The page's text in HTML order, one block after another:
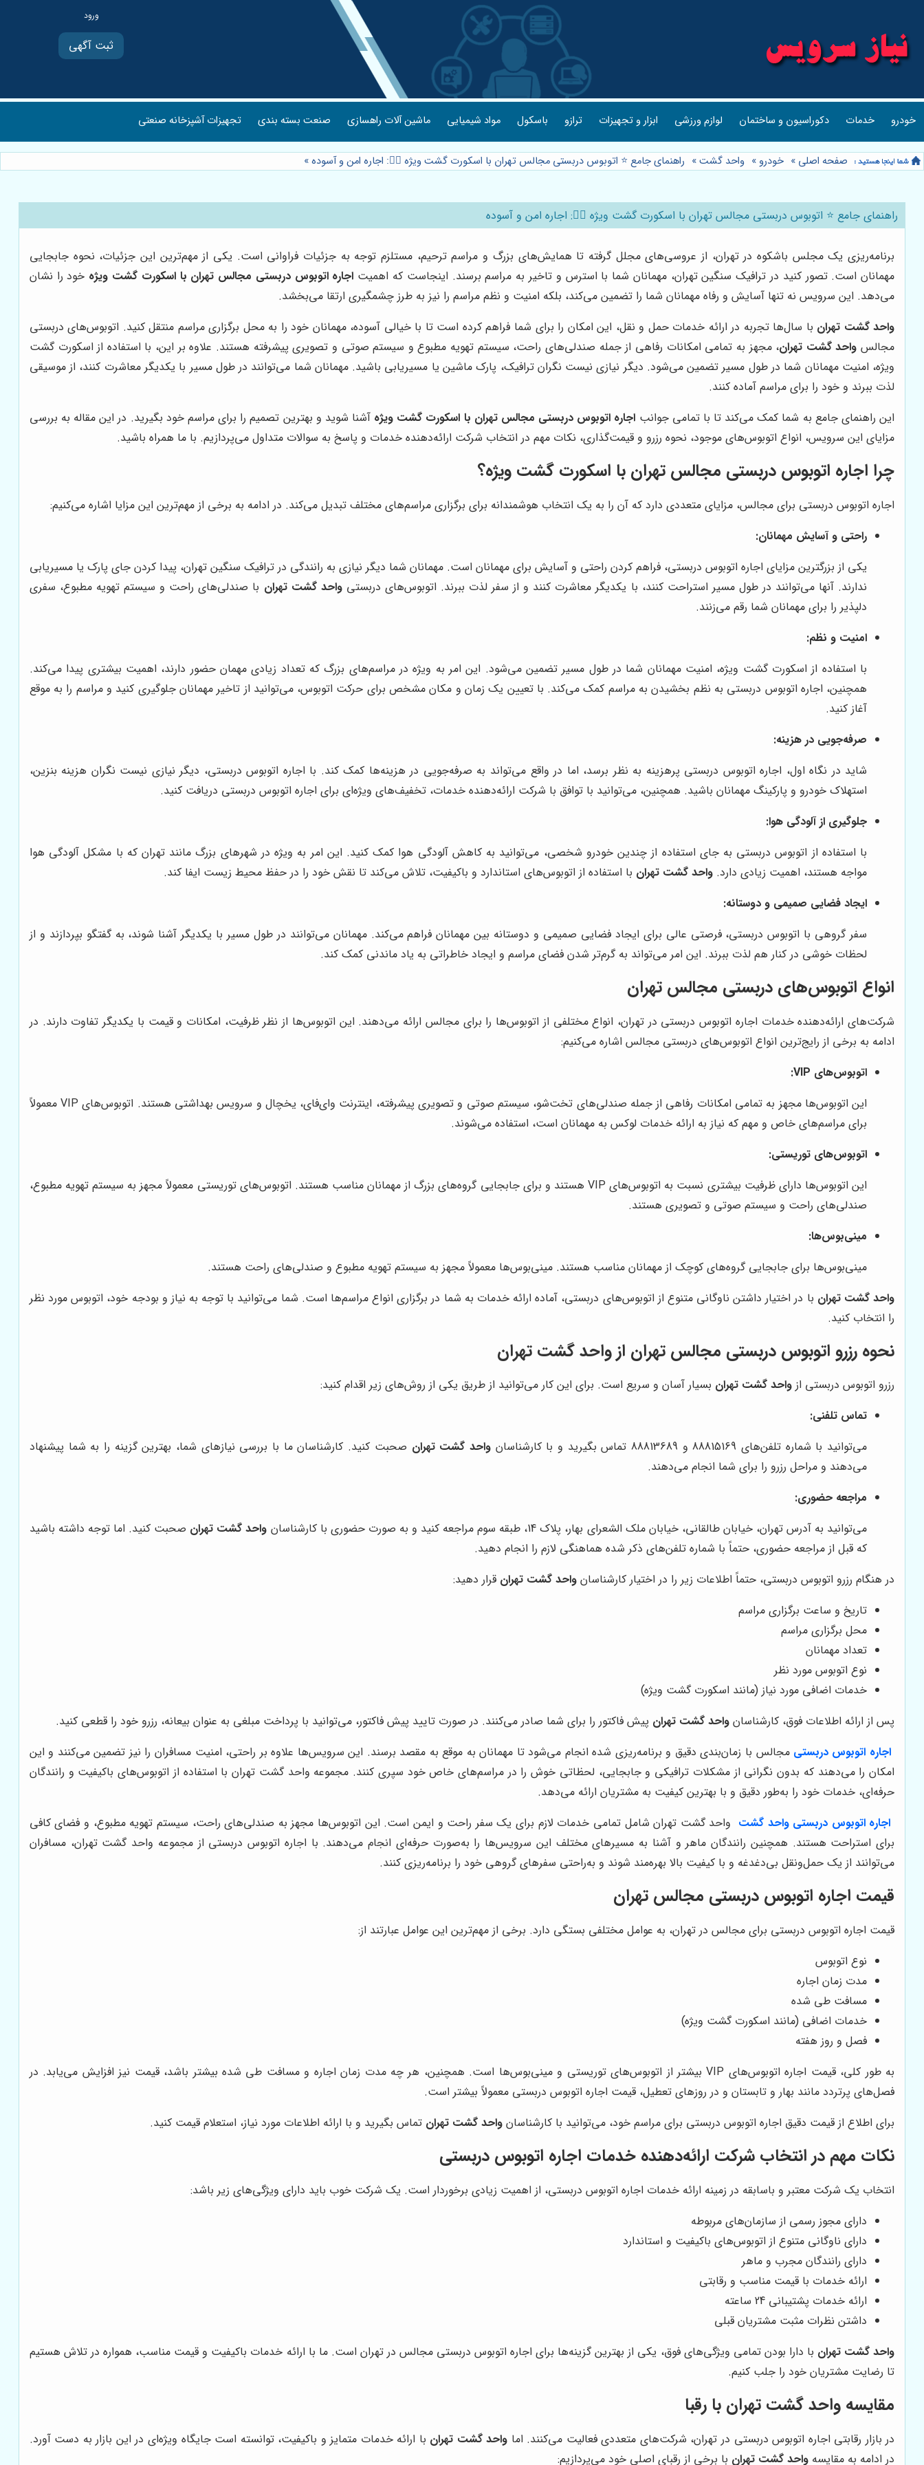
ثبت آگهی
خودرو خدمات دکوراسیون و ساختمان لوازم ورزشی ابزار و تجهیزات ترازو باسکول مواد شیمیایی ماشین آلات راهسازی صنعت بسته بندی تجهیزات آشپزخانه صنعتی
صفحه اصلی » خودرو » واحد گشت» راهنمای جامع ⭐️ اتوبوس دربستی مجالس تهران با اسکورت گشت ویژه 👮‍♂️: اجاره امن و آسوده»
راهنمای جامع ⭐️ اتوبوس دربستی مجالس تهران با اسکورت گشت ویژه 👮‍♂️: اجاره امن و آسوده
برنامه‌ریزی یک مجلس باشکوه در تهران، از عروسی‌های مجلل گرفته تا همایش‌های بزرگ و مراسم ترحیم، مستلزم توجه به جزئیات فراوانی است. یکی از مهم‌ترین این جزئیات، نحوه جابجایی
مهمانان است. تصور کنید در ترافیک سنگین تهران، مهمانان شما با استرس و تاخیر به مراسم برسند. اینجاست که اهمیت اجاره اتوبوس دربستی مجالس تهران با اسکورت گشت ویژه خود را نشان
می‌دهد. این سرویس نه تنها آسایش و رفاه مهمانان شما را تضمین می‌کند، بلکه امنیت و نظم مراسم را نیز به طرز چشمگیری ارتقا می‌بخشد.
واحد گشت تهران با سال‌ها تجربه در ارائه خدمات حمل و نقل، این امکان را برای شما فراهم کرده است تا با خیالی آسوده، مهمانان خود را به محل برگزاری مراسم منتقل کنید. اتوبوس‌های دربستی
مجالس واحد گشت تهران، مجهز به تمامی امکانات رفاهی از جمله صندلی‌های راحت، سیستم تهویه مطبوع و سیستم صوتی و تصویری پیشرفته هستند. علاوه بر این، با استفاده از اسکورت گشت
ویژه، امنیت مهمانان شما در طول مسیر تضمین می‌شود. دیگر نیازی نیست نگران ترافیک، پارک ماشین یا مسیریابی باشید. مهمانان شما می‌توانند در طول مسیر با یکدیگر معاشرت کنند، از موسیقی
لذت ببرند و خود را برای مراسم آماده کنند.
این راهنمای جامع به شما کمک می‌کند تا با تمامی جوانب اجاره اتوبوس دربستی مجالس تهران با اسکورت گشت ویژه آشنا شوید و بهترین تصمیم را برای مراسم خود بگیرید. در این مقاله به بررسی
مزایای این سرویس، انواع اتوبوس‌های موجود، نحوه رزرو و قیمت‌گذاری، نکات مهم در انتخاب شرکت ارائه‌دهنده خدمات و پاسخ به سوالات متداول می‌پردازیم. با ما همراه باشید.
چرا اجاره اتوبوس دربستی مجالس تهران با اسکورت گشت ویژه؟
اجاره اتوبوس دربستی برای مجالس، مزایای متعددی دارد که آن را به یک انتخاب هوشمندانه برای برگزاری مراسم‌های مختلف تبدیل می‌کند. در ادامه به برخی از مهم‌ترین این مزایا اشاره می‌کنیم:
راحتی و آسایش مهمانان:
یکی از بزرگترین مزایای اجاره اتوبوس دربستی، فراهم کردن راحتی و آسایش برای مهمانان است. مهمانان شما دیگر نیازی به رانندگی در ترافیک سنگین تهران، پیدا کردن جای پارک یا مسیریابی
ندارند. آنها می‌توانند در طول مسیر استراحت کنند، با یکدیگر معاشرت کنند و از سفر لذت ببرند. اتوبوس‌های دربستیواحد گشت تهران با صندلی‌های راحت و سیستم تهویه مطبوع، سفری
دلپذیر را برای مهمانان شما رقم می‌زنند.
امنیت و نظم:
با استفاده از اسکورت گشت ویژه، امنیت مهمانان شما در طول مسیر تضمین می‌شود. این امر به ویژه در مراسم‌های بزرگ که تعداد زیادی مهمان حضور دارند، اهمیت بیشتری پیدا می‌کند.
همچنین، اجاره اتوبوس دربستی به نظم بخشیدن به مراسم کمک می‌کند. با تعیین یک زمان و مکان مشخص برای حرکت اتوبوس، می‌توانید از تاخیر مهمانان جلوگیری کنید و مراسم را به موقع
آغاز کنید.
صرفه‌جویی در هزینه:
شاید در نگاه اول، اجاره اتوبوس دربستی پرهزینه به نظر برسد، اما در واقع می‌تواند به صرفه‌جویی در هزینه‌ها کمک کند. با اجاره اتوبوس دربستی، دیگر نیازی نیست نگران هزینه بنزین،
استهلاک خودرو و پارکینگ مهمانان باشید. همچنین، می‌توانید با توافق با شرکت ارائه‌دهنده خدمات، تخفیف‌های ویژه‌ای برای اجاره اتوبوس دربستی دریافت کنید.
جلوگیری از آلودگی هوا:
با استفاده از اتوبوس دربستی به جای استفاده از چندین خودرو شخصی، می‌توانید به کاهش آلودگی هوا کمک کنید. این امر به ویژه در شهرهای بزرگ مانند تهران که با مشکل آلودگی هوا
مواجه هستند، اهمیت زیادی دارد. واحد گشت تهران با استفاده از اتوبوس‌های استاندارد و باکیفیت، تلاش می‌کند تا نقش خود را در حفظ محیط زیست ایفا کند.
ایجاد فضایی صمیمی و دوستانه:
سفر گروهی با اتوبوس دربستی، فرصتی عالی برای ایجاد فضایی صمیمی و دوستانه بین مهمانان فراهم می‌کند. مهمانان می‌توانند در طول مسیر با یکدیگر آشنا شوند، به گفتگو بپردازند و از
لحظات خوشی در کنار هم لذت ببرند. این امر می‌تواند به گرم‌تر شدن فضای مراسم و ایجاد خاطراتی به یاد ماندنی کمک کند.
انواع اتوبوس‌های دربستی مجالس تهران
شرکت‌های ارائه‌دهنده خدمات اجاره اتوبوس دربستی در تهران، انواع مختلفی از اتوبوس‌ها را برای مجالس ارائه می‌دهند. این اتوبوس‌ها از نظر ظرفیت، امکانات و قیمت با یکدیگر تفاوت دارند. در
ادامه به برخی از رایج‌ترین انواع اتوبوس‌های دربستی مجالس اشاره می‌کنیم:
اتوبوس‌های VIP:
این اتوبوس‌ها مجهز به تمامی امکانات رفاهی از جمله صندلی‌های تخت‌شو، سیستم صوتی و تصویری پیشرفته، اینترنت وای‌فای، یخچال و سرویس بهداشتی هستند. اتوبوس‌های VIP معمولاً
برای مراسم‌های خاص و مهم که نیاز به ارائه خدمات لوکس به مهمانان است، استفاده می‌شوند.
اتوبوس‌های توریستی:
این اتوبوس‌ها دارای ظرفیت بیشتری نسبت به اتوبوس‌های VIP هستند و برای جابجایی گروه‌های بزرگ از مهمانان مناسب هستند. اتوبوس‌های توریستی معمولاً مجهز به سیستم تهویه مطبوع،
صندلی‌های راحت و سیستم صوتی و تصویری هستند.
مینی‌بوس‌ها:
مینی‌بوس‌ها برای جابجایی گروه‌های کوچک از مهمانان مناسب هستند. مینی‌بوس‌ها معمولاً مجهز به سیستم تهویه مطبوع و صندلی‌های راحت هستند.
واحد گشت تهران با در اختیار داشتن ناوگانی متنوع از اتوبوس‌های دربستی، آماده ارائه خدمات به شما در برگزاری انواع مراسم‌ها است. شما می‌توانید با توجه به نیاز و بودجه خود، اتوبوس مورد نظر
را انتخاب کنید.
نحوه رزرو اتوبوس دربستی مجالس تهران از واحد گشت تهران
رزرو اتوبوس دربستی از واحد گشت تهران بسیار آسان و سریع است. برای این کار می‌توانید از طریق یکی از روش‌های زیر اقدام کنید:
تماس تلفنی:
می‌توانید با شماره تلفن‌های 88815169 و 88813689 تماس بگیرید و با کارشناسان
واحد گشت تهران صحبت کنید. کارشناسان ما با بررسی نیازهای شما، بهترین گزینه را به شما پیشنهاد
می‌دهند و مراحل رزرو را برای شما انجام می‌دهند.
مراجعه حضوری:
می‌توانید به آدرس تهران، خیابان طالقانی، خیابان ملک الشعرای بهار، پلاک 14، طبقه سوم مراجعه کنید و به صورت حضوری با کارشناسان
واحد گشت تهران صحبت کنید. اما توجه داشته باشید
که قبل از مراجعه حضوری، حتماً با شماره تلفن‌های ذکر شده هماهنگی لازم را انجام دهید.
در هنگام رزرو اتوبوس دربستی، حتماً اطلاعات زیر را در اختیار کارشناسان واحد گشت تهران قرار دهید:
تاریخ و ساعت برگزاری مراسم
محل برگزاری مراسم
تعداد مهمانان
نوع اتوبوس مورد نظر
خدمات اضافی مورد نیاز (مانند اسکورت گشت ویژه)
پس از ارائه اطلاعات فوق، کارشناسان واحد گشت تهران پیش فاکتور را برای شما صادر می‌کنند. در صورت تایید پیش فاکتور، می‌توانید با پرداخت مبلغی به عنوان بیعانه، رزرو خود را قطعی کنید.
اجاره اتوبوس دربستی مجالس با زمان‌بندی دقیق و برنامه‌ریزی شده انجام می‌شود تا مهمانان به موقع به مقصد برسند. این سرویس‌ها علاوه بر راحتی، امنیت مسافران را نیز تضمین می‌کنند و این
امکان را می‌دهند که بدون نگرانی از مشکلات ترافیکی و جابجایی، لحظاتی خوش را در مراسم‌های خاص خود سپری کنند. مجموعه واحد گشت تهران با استفاده از اتوبوس‌های باکیفیت و رانندگان
حرفه‌ای، خدمات خود را به‌طور دقیق و با بهترین کیفیت به مشتریان ارائه می‌دهد.
اجاره اتوبوس دربستی واحد گشت واحد گشت تهران شامل تمامی خدمات لازم برای یک سفر راحت و ایمن است. این اتوبوس‌ها مجهز به صندلی‌های راحت، سیستم تهویه مطبوع، و فضای کافی
برای استراحت هستند. همچنین رانندگان ماهر و آشنا به مسیرهای مختلف این سرویس‌ها را به‌صورت حرفه‌ای انجام می‌دهند. با اجاره اتوبوس دربستی از مجموعه واحد گشت تهران، مسافران
می‌توانند از یک حمل‌ونقل بی‌دغدغه و با کیفیت بالا بهره‌مند شوند و به‌راحتی سفرهای گروهی خود را برنامه‌ریزی کنند.
قیمت اجاره اتوبوس دربستی مجالس تهران
قیمت اجاره اتوبوس دربستی برای مجالس در تهران، به عوامل مختلفی بستگی دارد. برخی از مهم‌ترین این عوامل عبارتند از:
نوع اتوبوس
مدت زمان اجاره
مسافت طی شده
خدمات اضافی (مانند اسکورت گشت ویژه)
فصل و روز هفته
به طور کلی، قیمت اجاره اتوبوس‌های VIP بیشتر از اتوبوس‌های توریستی و مینی‌بوس‌ها است. همچنین، هر چه مدت زمان اجاره و مسافت طی شده بیشتر باشد، قیمت نیز افزایش می‌یابد. در
فصل‌های پرتردد مانند بهار و تابستان و در روزهای تعطیل، قیمت اجاره اتوبوس دربستی معمولاً بیشتر است.
برای اطلاع از قیمت دقیق اجاره اتوبوس دربستی برای مراسم خود، می‌توانید با کارشناسان واحد گشت تهران تماس بگیرید و با ارائه اطلاعات مورد نیاز، استعلام قیمت کنید.
نکات مهم در انتخاب شرکت ارائه‌دهنده خدمات اجاره اتوبوس دربستی
انتخاب یک شرکت معتبر و باسابقه در زمینه ارائه خدمات اجاره اتوبوس دربستی، از اهمیت زیادی برخوردار است. یک شرکت خوب باید دارای ویژگی‌های زیر باشد:
دارای مجوز رسمی از سازمان‌های مربوطه
دارای ناوگانی متنوع از اتوبوس‌های باکیفیت و استاندارد
دارای رانندگان مجرب و ماهر
ارائه خدمات با قیمت مناسب و رقابتی
ارائه خدمات پشتیبانی 24 ساعته
داشتن نظرات مثبت مشتریان قبلی
واحد گشت تهران با دارا بودن تمامی ویژگی‌های فوق، یکی از بهترین گزینه‌ها برای اجاره اتوبوس دربستی مجالس در تهران است. ما با ارائه خدمات باکیفیت و قیمت مناسب، همواره در تلاش هستیم
تا رضایت مشتریان خود را جلب کنیم.
مقایسه واحد گشت تهران با رقبا
در بازار رقابتی اجاره اتوبوس دربستی در تهران، شرکت‌های متعددی فعالیت می‌کنند. اما واحد گشت تهران با ارائه خدمات متمایز و باکیفیت، توانسته است جایگاه ویژه‌ای در این بازار به دست آورد.
در ادامه به مقایسه واحد گشت تهران با برخی از رقبای اصلی خود می‌پردازیم: